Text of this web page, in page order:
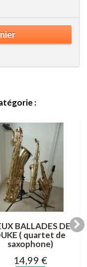
:
BALLADES DE
( quartet de
saxophone)
14,99 €